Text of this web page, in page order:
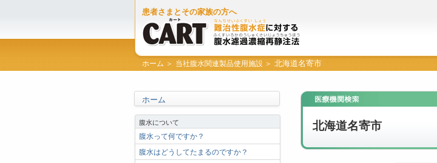
患者さまとその家族の方へ
ホーム ＞ 当社腹水関連製品使用施設 ＞ 北海道名寄市
北海道名寄市
ホーム
腹水について
腹水って何ですか？
腹水はどうしてたまるのですか？